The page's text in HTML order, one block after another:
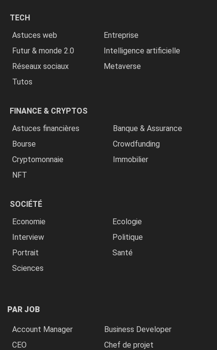
TECH
Astuces web
Entreprise
Futur & monde 2.0
Intelligence artificielle
Réseaux sociaux
Metaverse
Tutos
FINANCE & CRYPTOS
Astuces financières
Banque & Assurance
Bourse
Crowdfunding
Cryptomonnaie
Immobilier
NFT
SOCIÉTÉ
Economie
Ecologie
Interview
Politique
Portrait
Santé
Sciences
PAR JOB
Account Manager
Business Developer
CEO
Chef de projet